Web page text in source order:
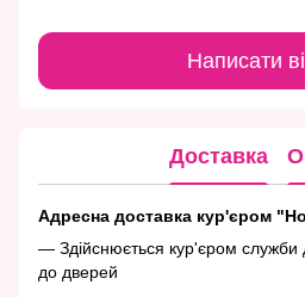
Написати
Доставка
Адресна доставка кур'єром
— Здійснюється кур'єром
до дверей